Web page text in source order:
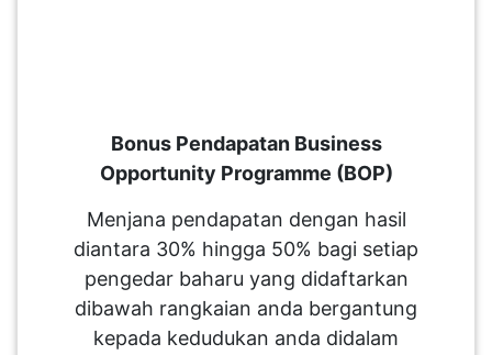
Bonus Pendapatan Business
Opportunity Programme (BOP)
Menjana pendapatan dengan hasil
diantara 30% hingga 50% bagi setiap
pengedar baharu yang didaftarkan
dibawah rangkaian anda bergantung
kepada kedudukan anda didalam